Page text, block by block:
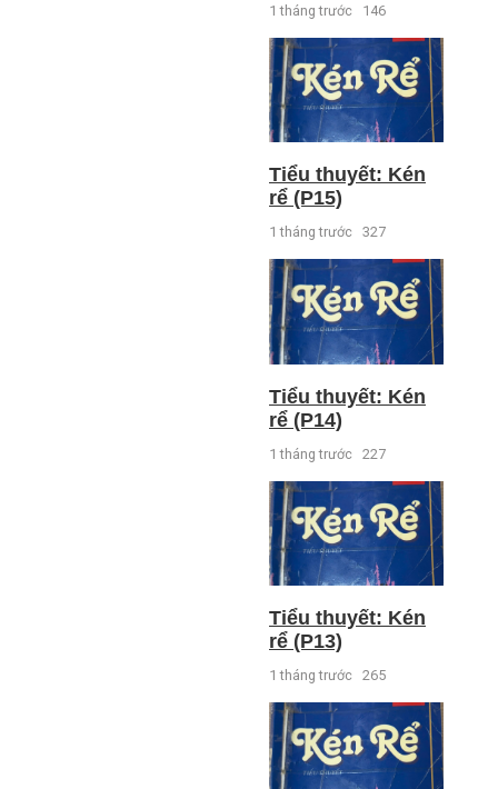
1 tháng trước 146
Tiểu thuyết: Kén
rể (P15)
1 tháng trước 327
Tiểu thuyết: Kén
rể (P14)
1 tháng trước 227
Tiểu thuyết: Kén
rể (P13)
1 tháng trước 265